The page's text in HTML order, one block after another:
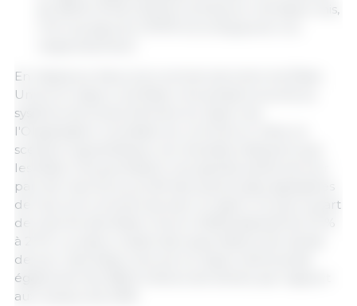
de 281 $, 244 $, 232 $ et 0,21 $ pour les États-Unis,
En l'absence d'accord commercial entre les États-
Unis et le Japon, les États-Unis seraient soumis au
système de droits d'entrée du Japon de
l'Organisation mondiale du commerce. Dans ce
scénario hypothétique, les résultats indiquent que
les États-Unis perdraient une grande partie de leur
part de marché au profit des autres pays signataires
de l'accord commercial avec le Japon, et que la part
de marché des États-Unis en 2028 passerait de 34 %
à 23 %. La valeur totale des exportations de viande
de porc des Etats-Unis vers le Japon diminuerait
également de 385,9 millions de dollars par rapport
aux niveaux de 2018.